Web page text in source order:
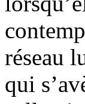
réseau
qui